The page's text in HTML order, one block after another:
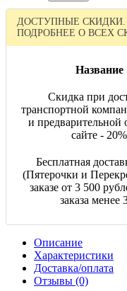
ДОСТУПНЫЕ
ПОДРОБНЕЕ О ВСЕХ
Название
Скидка при
транспортной
и предварительной
сайте - 20%
Бесплатная
(Пятерочки и
заказе от 3 500
заказа менее
Описание
Характеристики
Доставка/оплата
Отзывы (0)